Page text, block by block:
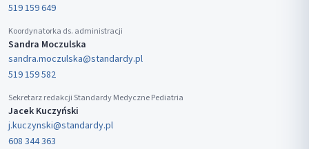
519 159 649
Koordynatorka ds. administracji
Sandra Moczulska
sandra.moczulska@standardy.pl
519 159 582
Sekretarz redakcji Standardy Medyczne Pediatria
Jacek Kuczyński
j.kuczynski@standardy.pl
608 344 363